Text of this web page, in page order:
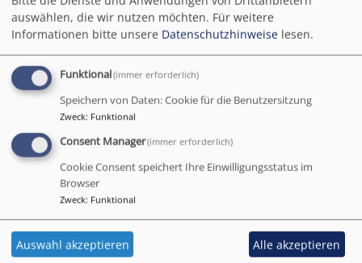
Geschichten am Ende eines Lebens.
bringen. Leben besteht aus vielen Fragmenten, die
miteinander verwoben sind, ineinander übergehen,
sich aneinander reiben und am Ende zu einer
Atmosphäre verdichtet sind - zu Bildern, die all das
widerspiegeln:
Alter ist Abschiednehmen: wenn die Türen sich nach
außen schließen - und Stimmen leiser werden.
Wenn die Kreise kleiner werden.
auswählen, die wir nutzen möchten. Für weitere
Informationen bitte unsere Datenschutzhinweise lesen.
Funktional(immer erforderlich)
Speichern von Daten: Cookie für die Benutzersitzung
Zweck: Funktional
Consent Manager(immer erforderlich)
Cookie Consent speichert Ihre Einwilligungsstatus im
Browser
Zweck: Funktional
Auswahl akzeptieren Alle akzeptieren